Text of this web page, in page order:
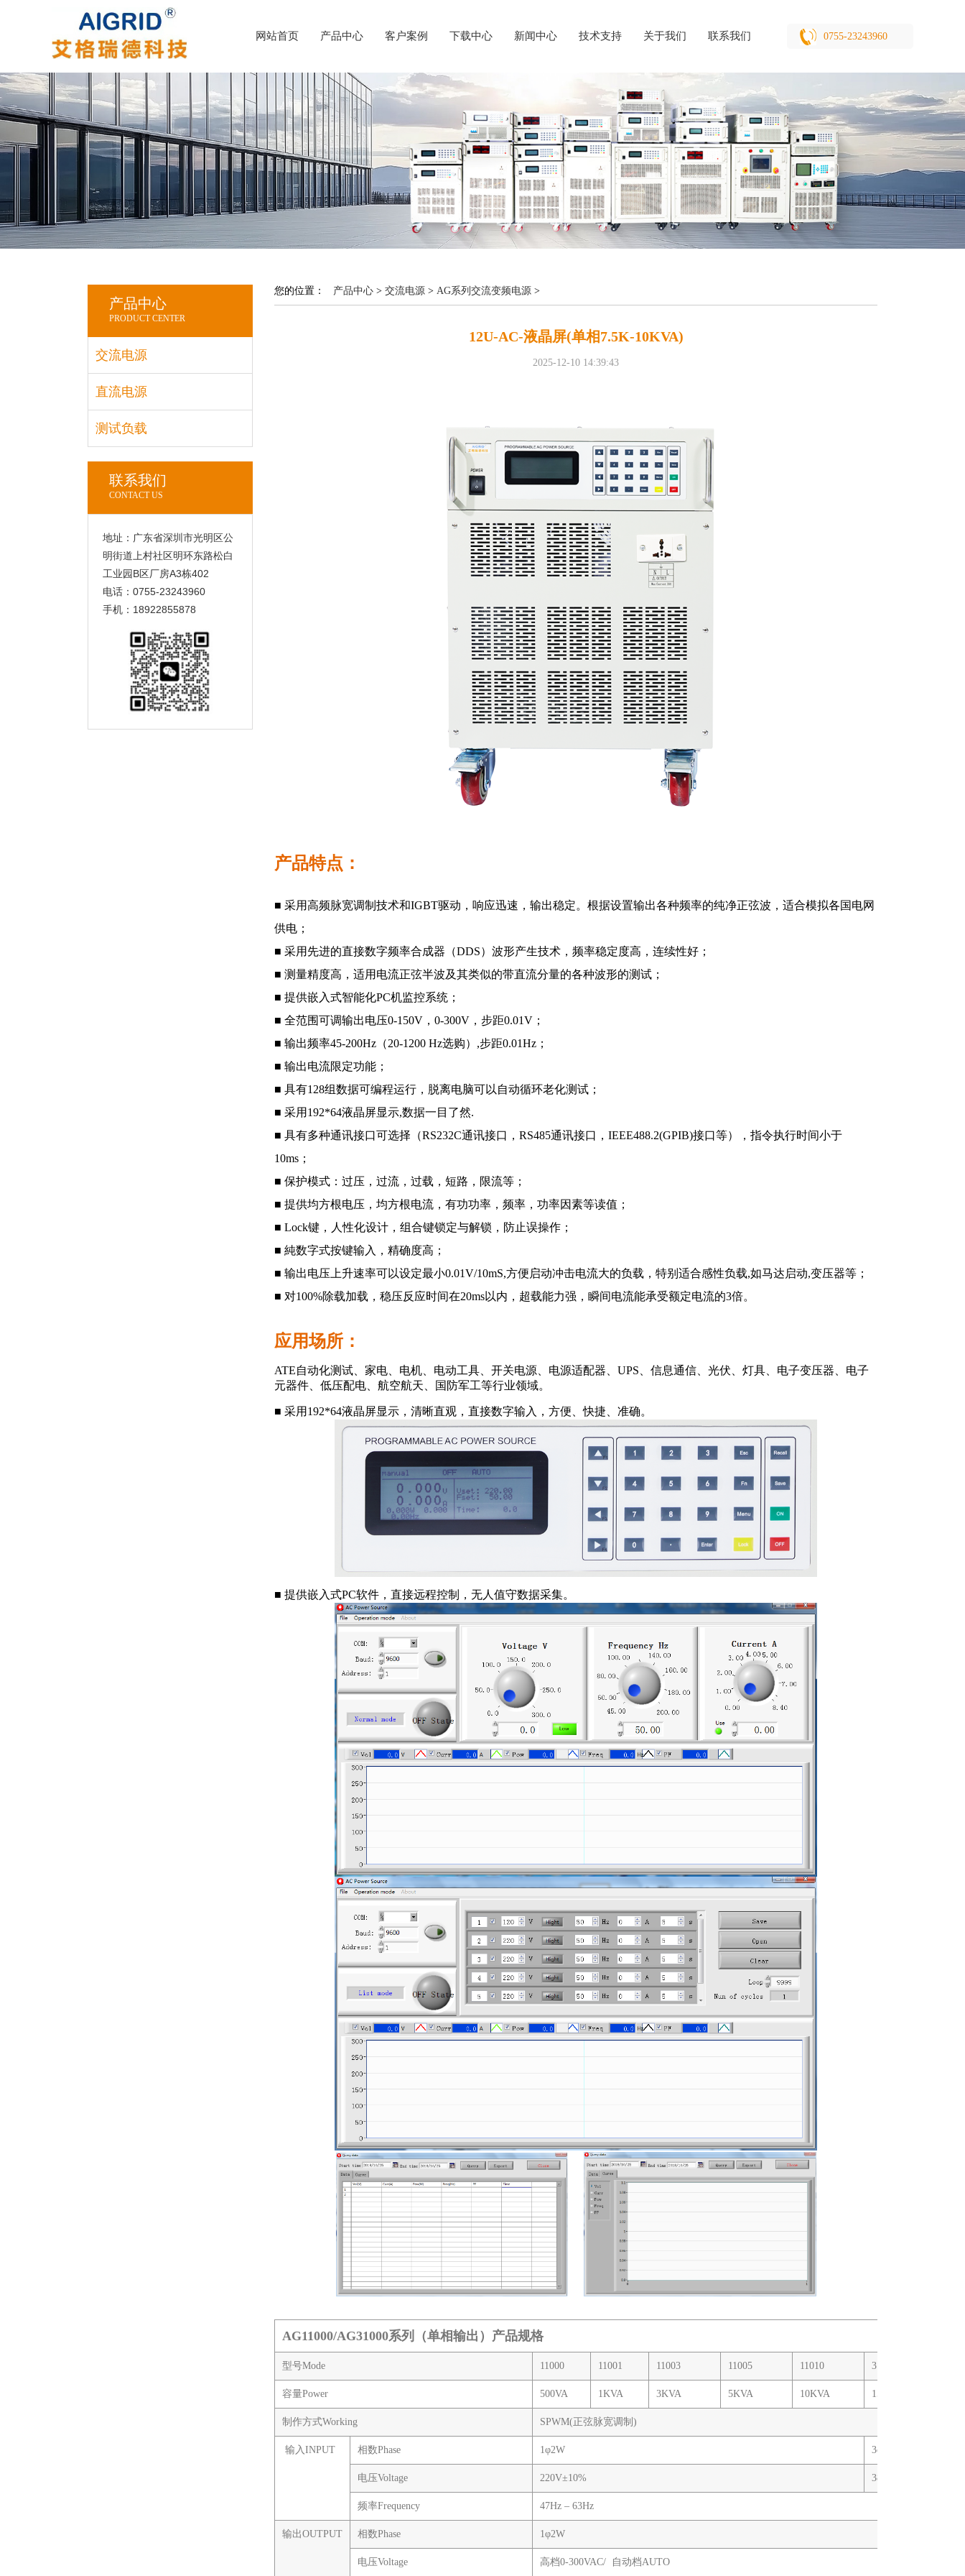
网站首页 产品中心 客户案例 下载中心 新闻中心 技术支持 关于我们 联系我们 0755-23243960
您的位置： 产品中心 > 交流电源 > AG系列交流变频电源 >
12U-AC-液晶屏(单相7.5K-10KVA)
2025-12-10 14:39:43
产品特点：
■ 采用高频脉宽调制技术和IGBT驱动，响应迅速，输出稳定。根据设置输出各种频率的纯净正弦波，适合模拟各国电网
供电；
■ 采用先进的直接数字频率合成器（DDS）波形产生技术，频率稳定度高，连续性好；
■ 测量精度高，适用电流正弦半波及其类似的带直流分量的各种波形的测试；
■ 提供嵌入式智能化PC机监控系统；
■ 全范围可调输出电压0-150V，0-300V，步距0.01V；
■ 输出频率45-200Hz（20-1200 Hz选购）,步距0.01Hz；
■ 输出电流限定功能；
■ 具有128组数据可编程运行，脱离电脑可以自动循环老化测试；
■ 采用192*64液晶屏显示,数据一目了然.
■ 具有多种通讯接口可选择（RS232C通讯接口，RS485通讯接口，IEEE488.2(GPIB)接口等），指令执行时间小于
10ms；
■ 保护模式：过压，过流，过载，短路，限流等；
■ 提供均方根电压，均方根电流，有功功率，频率，功率因素等读值；
■ Lock键，人性化设计，组合键锁定与解锁，防止误操作；
■ 純数字式按键输入，精确度高；
■ 输出电压上升速率可以设定最小0.01V/10mS,方便启动冲击电流大的负载，特别适合感性负载,如马达启动,变压器等；
■ 对100%除载加载，稳压反应时间在20ms以内，超载能力强，瞬间电流能承受额定电流的3倍。
应用场所：
ATE自动化测试、家电、电机、电动工具、开关电源、电源适配器、UPS、信息通信、光伏、灯具、电子变压器、电子
元器件、低压配电、航空航天、国防军工等行业领域。
■ 采用192*64液晶屏显示，清晰直观，直接数字输入，方便、快捷、准确。
■ 提供嵌入式PC软件，直接远程控制，无人值守数据采集。
AG11000/AG31000系列（单相输出）产品规格
型号Mode 11000 11001 11003 11005 11010 31015
容量Power 500VA 1KVA 3KVA 5KVA 10KVA 15KVA
制作方式Working SPWM(正弦脉宽调制)
输入INPUT 相数Phase 1φ2W 3φ4W
电压Voltage 220V±10% 380V±10%
频率Frequency 47Hz – 63Hz
输出OUTPUT 相数Phase 1φ2W
电压Voltage 高档0-300VAC/ 自动档AUTO
产品中心
PRODUCT CENTER
交流电源
直流电源
测试负载
联系我们
CONTACT US
地址：广东省深圳市光明区公
明街道上村社区明环东路松白
工业园B区厂房A3栋402
电话：0755-23243960
手机：18922855878